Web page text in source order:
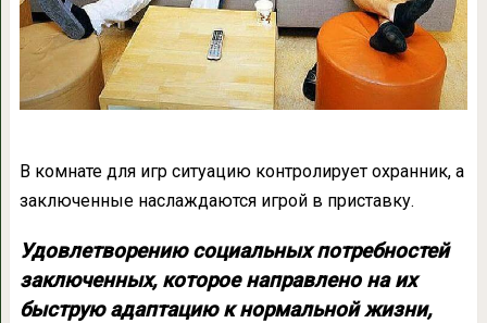
В комнате для игр ситуацию контролирует охранник, а
заключенные наслаждаются игрой в приставку.
Удовлетворению социальных потребностей
заключенных, которое направлено на их
быструю адаптацию к нормальной жизни,